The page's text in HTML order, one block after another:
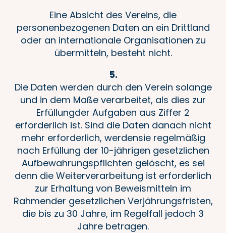
Eine Absicht des Vereins, die
personenbezogenen Daten an ein Drittland
oder an internationale Organisationen zu
übermitteln, besteht nicht.
5.
Die Daten werden durch den Verein solange
und in dem Maße verarbeitet, als dies zur
Erfüllungder Aufgaben aus Ziffer 2
erforderlich ist. Sind die Daten danach nicht
mehr erforderlich, werdensie regelmäßig
nach Erfüllung der 10-jährigen gesetzlichen
Aufbewahrungspflichten gelöscht, es sei
denn die Weiterverarbeitung ist erforderlich
zur Erhaltung von Beweismitteln im
Rahmender gesetzlichen Verjährungsfristen,
die bis zu 30 Jahre, im Regelfall jedoch 3
Jahre betragen.